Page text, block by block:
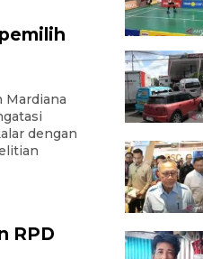
Mardiana
dengan
RPD